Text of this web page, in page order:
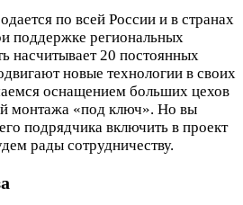
по всей России и в странах
поддержке региональных
насчитывает 20 постоянных
новые технологии в своих
оснащением больших цехов
монтажа «под ключ». Но вы
подрядчика включить в проект
рады сотрудничеству.